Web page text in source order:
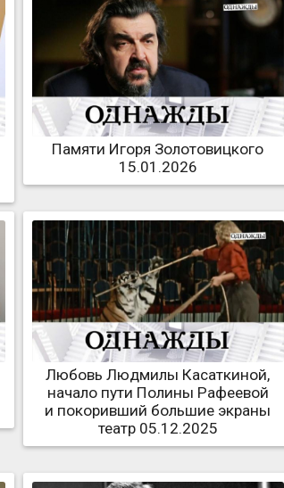
Памяти Игоря Золотовицкого
15.01.2026
Любовь Людмилы Касаткиной,
начало пути Полины Рафеевой
и покоривший большие экраны
театр 05.12.2025